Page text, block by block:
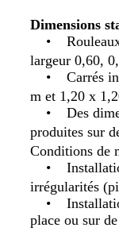
Dimensions
• Rouleaux
largeur 0,60,
• Carrés
m et 1,20 x
• Des
produites sur
Conditions de
•
irrégularités
•
place ou sur